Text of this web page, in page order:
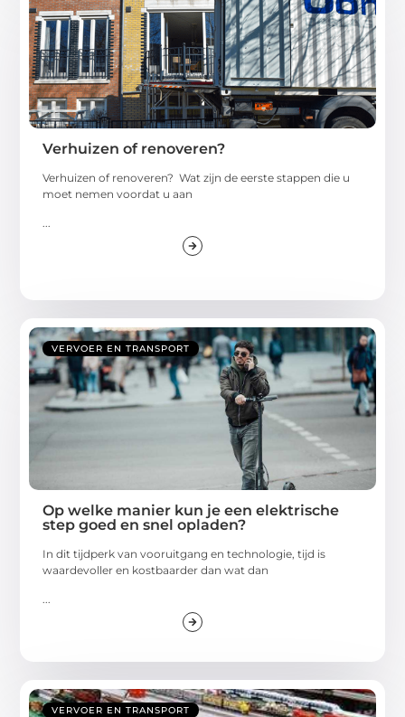
Verhuizen of renoveren?
Verhuizen of renoveren? Wat zijn de eerste stappen die u
moet nemen voordat u aan
...
VERVOER EN TRANSPORT
Op welke manier kun je een elektrische
step goed en snel opladen?
In dit tijdperk van vooruitgang en technologie, tijd is
waardevoller en kostbaarder dan wat dan
...
VERVOER EN TRANSPORT